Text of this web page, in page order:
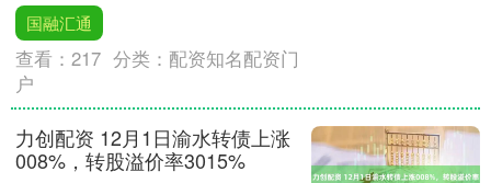
国融汇通
查看：217 分类： 配资知名配资门
户
力创配资 12月1日渝水转债上涨
008%，转股溢价率3015%